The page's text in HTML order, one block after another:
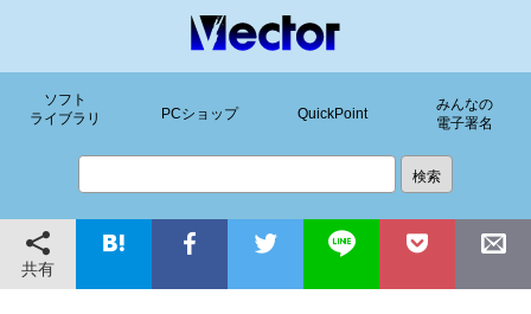
ソフト
ライブラリ
PCショップ QuickPoint
みんなの
電子署名
共有